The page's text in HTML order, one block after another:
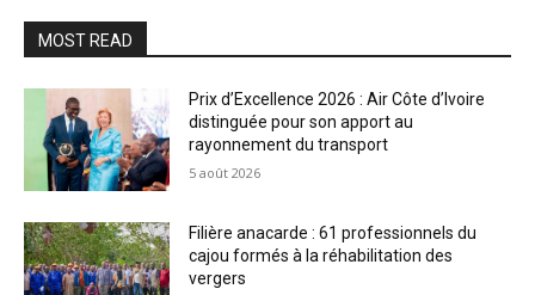
MOST READ
Prix d’Excellence 2026 : Air Côte d’Ivoire
distinguée pour son apport au
rayonnement du transport
5 août 2026
Filière anacarde : 61 professionnels du
cajou formés à la réhabilitation des
vergers